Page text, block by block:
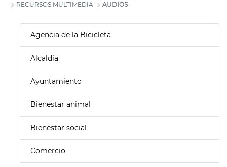
RECURSOS MULTIMEDIA
AUDIOS
Agencia de la Bicicleta
Alcaldía
Ayuntamiento
Bienestar animal
Bienestar social
Comercio